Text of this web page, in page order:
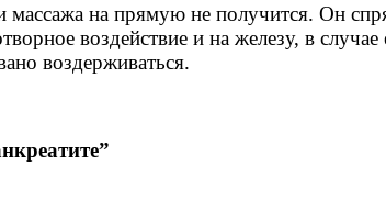
массажа на прямую не получится. Он
воздействие и на железу, в
воздерживаться.